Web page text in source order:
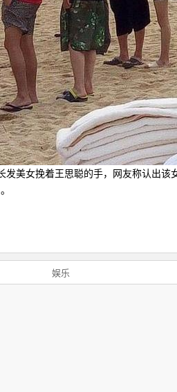
女挽着王思聪的手，网友称认出该
娱乐